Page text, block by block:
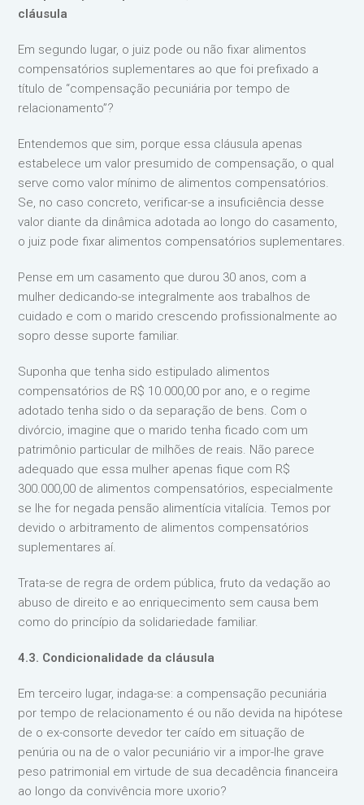
cláusula
Em segundo lugar, o juiz pode ou não fixar alimentos
compensatórios suplementares ao que foi prefixado a
título de “compensação pecuniária por tempo de
relacionamento”?
Entendemos que sim, porque essa cláusula apenas
estabelece um valor presumido de compensação, o qual
serve como valor mínimo de alimentos compensatórios.
Se, no caso concreto, verificar-se a insuficiência desse
valor diante da dinâmica adotada ao longo do casamento,
o juiz pode fixar alimentos compensatórios suplementares.
Pense em um casamento que durou 30 anos, com a
mulher dedicando-se integralmente aos trabalhos de
cuidado e com o marido crescendo profissionalmente ao
sopro desse suporte familiar.
Suponha que tenha sido estipulado alimentos
compensatórios de R$ 10.000,00 por ano, e o regime
adotado tenha sido o da separação de bens. Com o
divórcio, imagine que o marido tenha ficado com um
patrimônio particular de milhões de reais. Não parece
adequado que essa mulher apenas fique com R$
300.000,00 de alimentos compensatórios, especialmente
se lhe for negada pensão alimentícia vitalícia. Temos por
devido o arbitramento de alimentos compensatórios
suplementares aí.
Trata-se de regra de ordem pública, fruto da vedação ao
abuso de direito e ao enriquecimento sem causa bem
como do princípio da solidariedade familiar.
4.3. Condicionalidade da cláusula
Em terceiro lugar, indaga-se: a compensação pecuniária
por tempo de relacionamento é ou não devida na hipótese
de o ex-consorte devedor ter caído em situação de
penúria ou na de o valor pecuniário vir a impor-lhe grave
peso patrimonial em virtude de sua decadência financeira
ao longo da convivência more uxorio?